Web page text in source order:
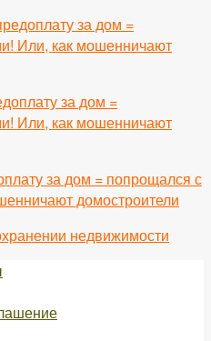
за дом =
Или, как мошенничают
за дом =
Или, как мошенничают
за дом = попрощался с
домостроители
недвижимости